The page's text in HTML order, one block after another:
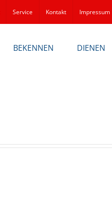
Service Kontakt Impressum
BEKENNEN DIENEN